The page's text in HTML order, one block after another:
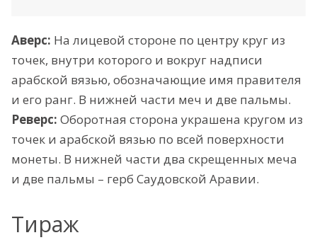
Аверс: На лицевой стороне по центру круг из
точек, внутри которого и вокруг надписи
арабской вязью, обозначающие имя правителя
и его ранг. В нижней части меч и две пальмы.
Реверс: Оборотная сторона украшена кругом из
точек и арабской вязью по всей поверхности
монеты. В нижней части два скрещенных меча
и две пальмы – герб Саудовской Аравии.
Тираж